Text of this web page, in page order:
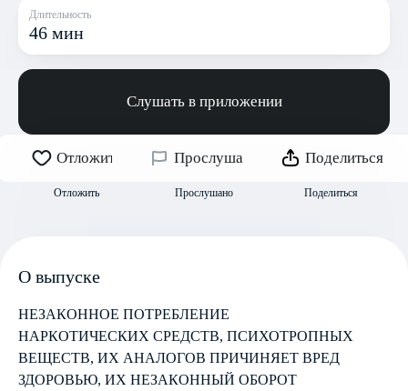
Длительность
46 мин
Слушать в приложении
Отложить
Отложить
Прослушано
Прослушано
Поделиться
Поделиться
О выпуске
НЕЗАКОННОЕ ПОТРЕБЛЕНИЕ
НАРКОТИЧЕСКИХ СРЕДСТВ, ПСИХОТРОПНЫХ
ВЕЩЕСТВ, ИХ АНАЛОГОВ ПРИЧИНЯЕТ ВРЕД
ЗДОРОВЬЮ, ИХ НЕЗАКОННЫЙ ОБОРОТ